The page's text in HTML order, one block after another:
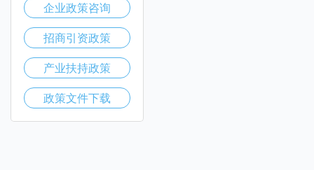
企业政策咨询
招商引资政策
产业扶持政策
政策文件下载